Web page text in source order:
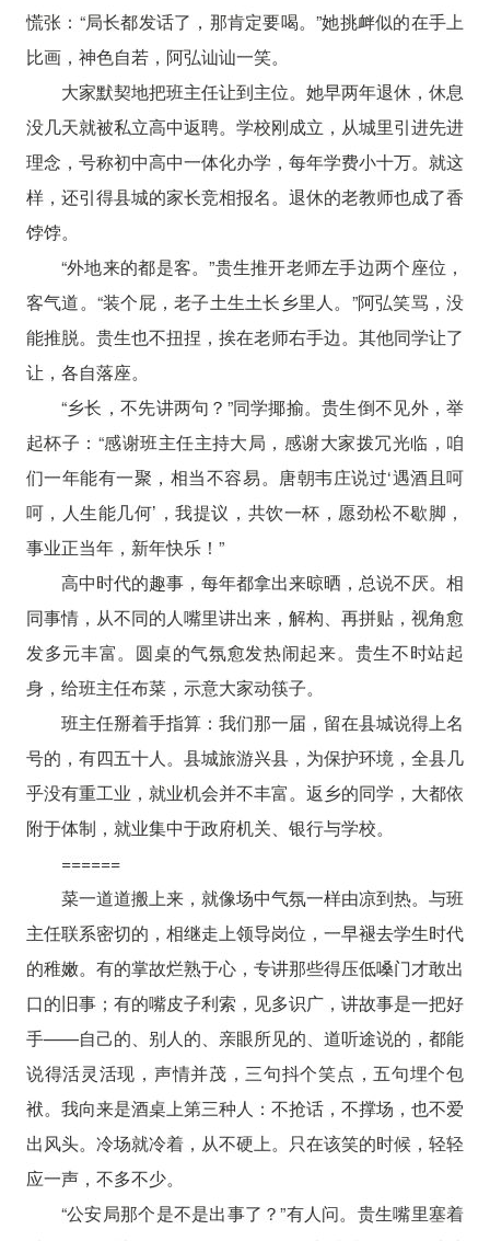
慌张：“局长都发话了，那肯定要喝。”她挑衅似的在手上
比画，神色自若，阿弘讪讪一笑。
大家默契地把班主任让到主位。她早两年退休，休息
没几天就被私立高中返聘。学校刚成立，从城里引进先进
理念，号称初中高中一体化办学，每年学费小十万。就这
样，还引得县城的家长竞相报名。退休的老教师也成了香
饽饽。
“外地来的都是客。”贵生推开老师左手边两个座位，
客气道。“装个屁，老子土生土长乡里人。”阿弘笑骂，没
能推脱。贵生也不扭捏，挨在老师右手边。其他同学让了
让，各自落座。
“乡长，不先讲两句？”同学揶揄。贵生倒不见外，举
起杯子：“感谢班主任主持大局，感谢大家拨冗光临，咱
们一年能有一聚，相当不容易。唐朝韦庄说过‘遇酒且呵
呵，人生能几何’，我提议，共饮一杯，愿劲松不歇脚，
事业正当年，新年快乐！”
高中时代的趣事，每年都拿出来晾晒，总说不厌。相
同事情，从不同的人嘴里讲出来，解构、再拼贴，视角愈
发多元丰富。圆桌的气氛愈发热闹起来。贵生不时站起
身，给班主任布菜，示意大家动筷子。
班主任掰着手指算：我们那一届，留在县城说得上名
号的，有四五十人。县城旅游兴县，为保护环境，全县几
乎没有重工业，就业机会并不丰富。返乡的同学，大都依
附于体制，就业集中于政府机关、银行与学校。
======
菜一道道搬上来，就像场中气氛一样由凉到热。与班
主任联系密切的，相继走上领导岗位，一早褪去学生时代
的稚嫩。有的掌故烂熟于心，专讲那些得压低嗓门才敢出
口的旧事；有的嘴皮子利索，见多识广，讲故事是一把好
手——自己的、别人的、亲眼所见的、道听途说的，都能
说得活灵活现，声情并茂，三句抖个笑点，五句埋个包
袱。我向来是酒桌上第三种人：不抢话，不撑场，也不爱
出风头。冷场就冷着，从不硬上。只在该笑的时候，轻轻
应一声，不多不少。
“公安局那个是不是出事了？”有人问。贵生嘴里塞着